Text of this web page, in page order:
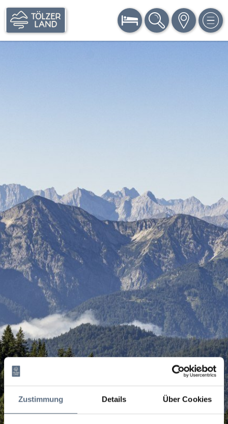
Zustimmung Details Über Cookies
BUCHEN SUCHE KARTE MENÜ